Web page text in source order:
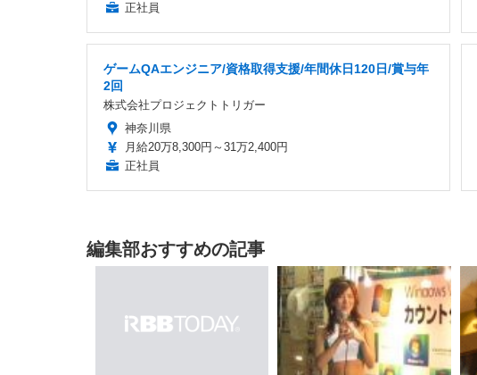
正社員
ゲームQAエンジニア/資格取得支援/年間休日120日/賞与年
2回
株式会社プロジェクトトリガー
神奈川県
月給20万8,300円～31万2,400円
正社員
編集部おすすめの記事